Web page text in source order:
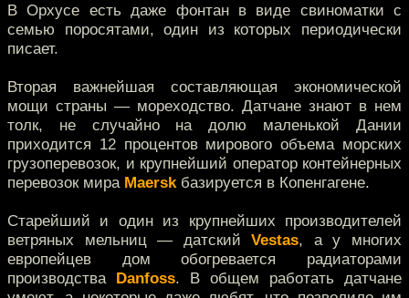
В Орхусе есть даже фонтан в виде свиноматки с
семью поросятами, один из которых периодически
писает.
Вторая важнейшая составляющая экономической
мощи страны — мореходство. Датчане знают в нем
толк, не случайно на долю маленькой Дании
приходится 12 процентов мирового объема морских
грузоперевозок, и крупнейший оператор контейнерных
перевозок мира Maerskбазируется в Копенгагене.
Старейший и один из крупнейших производителей
ветряных мельниц — датскийVestas, а у многих
европейцев дом обогревается радиаторами
производства Danfoss. В общем работать датчане